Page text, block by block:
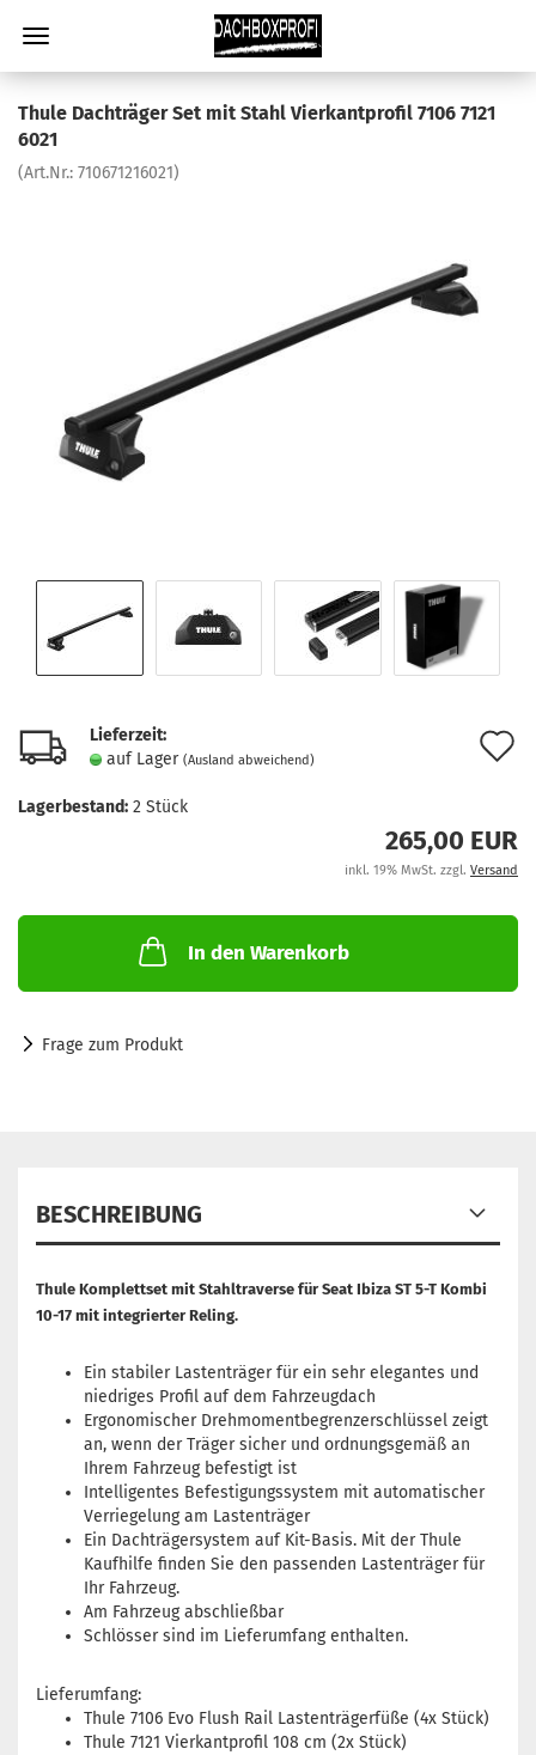
Thule Dachträger Set mit Stahl Vierkantprofil 7106 7121
6021
(Art.Nr.: 710671216021)
Lieferzeit:
auf Lager (Ausland abweichend)
Lagerbestand: 2 Stück
265,00 EUR
inkl. 19% MwSt. zzgl. Versand
In den Warenkorb
Frage zum Produkt
BESCHREIBUNG
Thule Komplettset mit Stahltraverse für Seat Ibiza ST 5-T Kombi
10-17 mit integrierter Reling.
Ein stabiler Lastenträger für ein sehr elegantes und
niedriges Profil auf dem Fahrzeugdach
Ergonomischer Drehmomentbegrenzerschlüssel zeigt
an, wenn der Träger sicher und ordnungsgemäß an
Ihrem Fahrzeug befestigt ist
Intelligentes Befestigungssystem mit automatischer
Verriegelung am Lastenträger
Ein Dachträgersystem auf Kit-Basis. Mit der Thule
Kaufhilfe finden Sie den passenden Lastenträger für
Ihr Fahrzeug.
Am Fahrzeug abschließbar
Schlösser sind im Lieferumfang enthalten.
Lieferumfang:
Thule 7106 Evo Flush Rail Lastenträgerfüße (4x Stück)
Thule 7121 Vierkantprofil 108 cm (2x Stück)